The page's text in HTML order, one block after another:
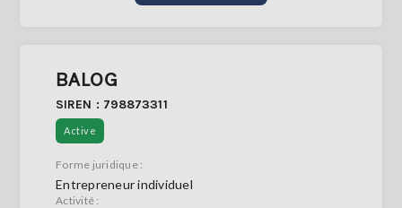
BALOG
SIREN : 798873311
Active
Forme juridique :
Entrepreneur individuel
Activité :